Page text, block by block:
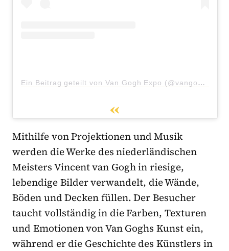
Ein Beitrag geteilt von Van Gogh Expo (@vangogh.experience)
Mithilfe von Projektionen und Musik
werden die Werke des niederländischen
Meisters Vincent van Gogh in riesige,
lebendige Bilder verwandelt, die Wände,
Böden und Decken füllen. Der Besucher
taucht vollständig in die Farben, Texturen
und Emotionen von Van Goghs Kunst ein,
während er die Geschichte des Künstlers in